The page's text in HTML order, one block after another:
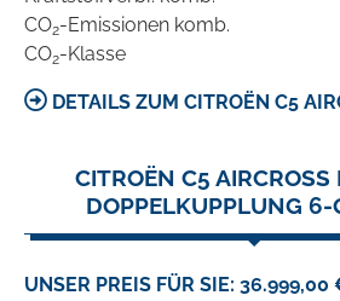
CO2-Emissionen komb.
CO2-Klasse
DETAILS ZUM CITROËN C5
CITROËN C5 AIRCROSS
DOPPELKUPPLUNG 6-
UNSER PREIS FÜR SIE: 36.999,00